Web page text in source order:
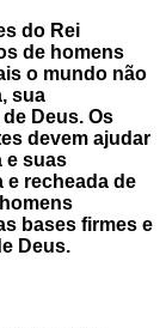
do Rei
de homens
o mundo não
sua
Deus. Os
devem ajudar
e suas
e recheada de
bases firmes e
Deus.